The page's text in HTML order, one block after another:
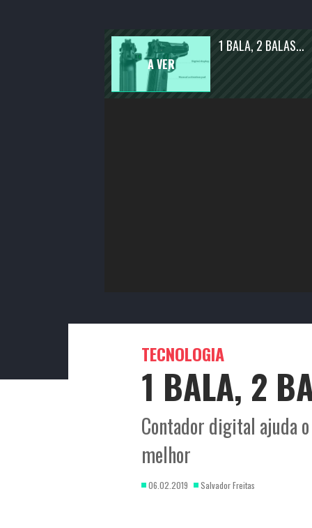
1 BALA, 2 BALAS...
TECNOLOGIA
1 BALA, 2
Contador digital ajuda
melhor
06.02.2019 Salvador Freitas
ATUALIDADE